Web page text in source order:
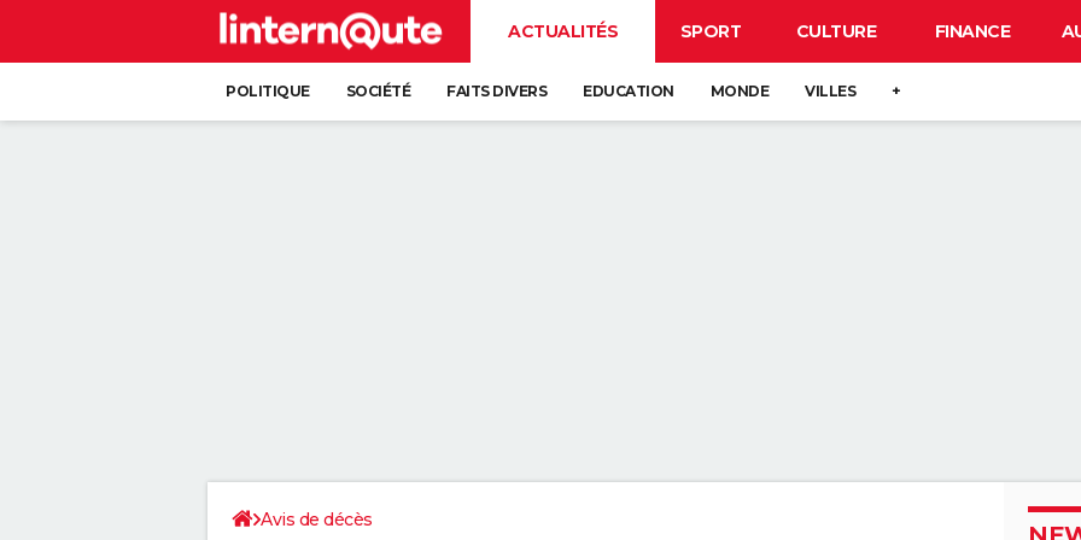
ACTUALITÉS SPORT CULTURE FINANCE
POLITIQUE SOCIÉTÉ FAITS DIVERS EDUCATION MONDE VILLES +
Avis de décès